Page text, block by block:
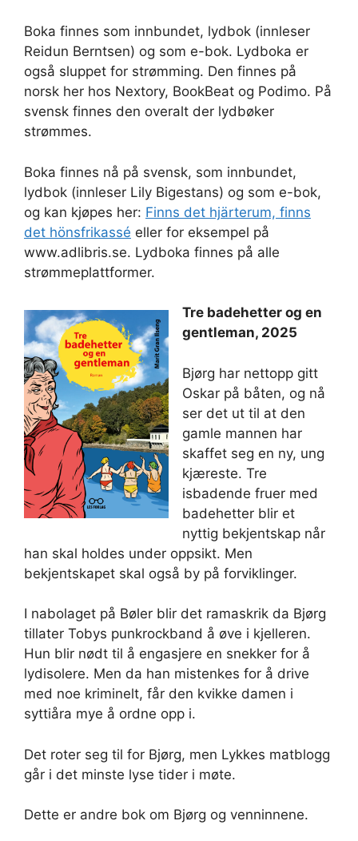
Boka finnes som innbundet, lydbok (innleser
Reidun Berntsen) og som e-bok. Lydboka er
også sluppet for strømming. Den finnes på
norsk her hos Nextory, BookBeat og Podimo. På
svensk finnes den overalt der lydbøker
strømmes.
Boka finnes nå på svensk, som innbundet,
lydbok (innleser Lily Bigestans) og som e-bok,
og kan kjøpes her: Finns det hjärterum, finns
det hönsfrikassé eller for eksempel på
www.adlibris.se. Lydboka finnes på alle
strømmeplattformer.
Tre badehetter og en
gentleman, 2025
Bjørg har nettopp gitt
Oskar på båten, og nå
ser det ut til at den
gamle mannen har
skaffet seg en ny, ung
kjæreste. Tre
isbadende fruer med
badehetter blir et
nyttig bekjentskap når
han skal holdes under oppsikt. Men
bekjentskapet skal også by på forviklinger.
I nabolaget på Bøler blir det ramaskrik da Bjørg
tillater Tobys punkrockband å øve i kjelleren.
Hun blir nødt til å engasjere en snekker for å
lydisolere. Men da han mistenkes for å drive
med noe kriminelt, får den kvikke damen i
syttiåra mye å ordne opp i.
Det roter seg til for Bjørg, men Lykkes matblogg
går i det minste lyse tider i møte.
Dette er andre bok om Bjørg og venninnene.